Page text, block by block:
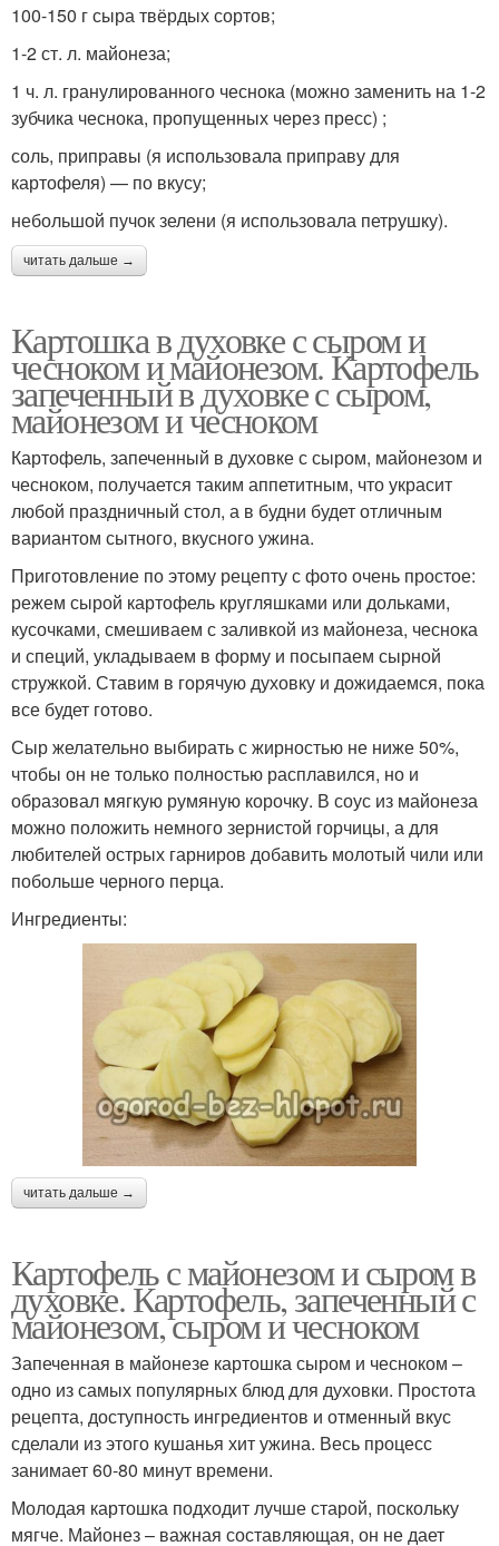
100-150 г сыра твёрдых сортов;
1-2 ст. л. майонеза;
1 ч. л. гранулированного чеснока (можно заменить на 1-2
зубчика чеснока, пропущенных через пресс) ;
соль, приправы (я использовала приправу для
картофеля) — по вкусу;
небольшой пучок зелени (я использовала петрушку).
читать дальше →
Картошка в духовке с сыром и
чесноком и майонезом. Картофель
запеченный в духовке с сыром,
майонезом и чесноком
Картофель, запеченный в духовке с сыром, майонезом и
чесноком, получается таким аппетитным, что украсит
любой праздничный стол, а в будни будет отличным
вариантом сытного, вкусного ужина.
Приготовление по этому рецепту с фото очень простое:
режем сырой картофель кругляшками или дольками,
кусочками, смешиваем с заливкой из майонеза, чеснока
и специй, укладываем в форму и посыпаем сырной
стружкой. Ставим в горячую духовку и дожидаемся, пока
все будет готово.
Сыр желательно выбирать с жирностью не ниже 50%,
чтобы он не только полностью расплавился, но и
образовал мягкую румяную корочку. В соус из майонеза
можно положить немного зернистой горчицы, а для
любителей острых гарниров добавить молотый чили или
побольше черного перца.
Ингредиенты:
читать дальше →
Картофель с майонезом и сыром в
духовке. Картофель, запеченный с
майонезом, сыром и чесноком
Запеченная в майонезе картошка сыром и чесноком –
одно из самых популярных блюд для духовки. Простота
рецепта, доступность ингредиентов и отменный вкус
сделали из этого кушанья хит ужина. Весь процесс
занимает 60-80 минут времени.
Молодая картошка подходит лучше старой, поскольку
мягче. Майонез – важная составляющая, он не дает